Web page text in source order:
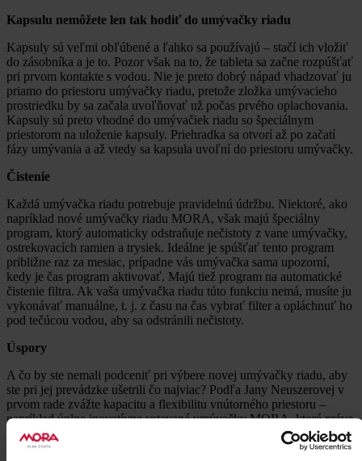
Kapsulu nemôžete len tak hodiť do umývačky riadu
Kapsuly sú veľmi obľúbené a ľahko sa používajú – stačí ich vložiť
do zásobníka a je to. Pozor však na to, že tableta sa začne rozpúšťať
pri prvom kontakte s vodou. Nie je preto dobrý nápad vhadzovať ju
priamo do priestoru umývačky riadu, pretože zložka umývacieho
prostriedku by sa začala uvoľňovať už počas prvého oplachovania.
Kapsuly sú preto vhodné do umývačiek riadu so špeciálnym
priestorom na uloženie kapsuly. Priehradka sa otvorí až po začatí
fázy umývania a až vtedy sa kapsula uvoľní do priestoru umývačky.
Čistenie
Každá umývačka riadu potrebuje pravidelnú údržbu. Niektoré, ako
napríklad nové umývačky riadu MORA, však majú špeciálny
program, ktorý automaticky odstraňuje nečistoty z vane umývačky,
ostrekovacích ramien a trysiek. Ideálne je spúšťať tento program
približne raz za mesiac, prípadne vás umývačka sama upozorní,
kedy je čas program aktivovať. Majú tiež program na automatické
čistenie filtra. Ak vaša umývačka riadu túto funkciu nemá, musíte ju
vykonávať manuálne, t. j. z času na čas vybrať filter a opláchnuť ho
pod tečúcou vodou, aby sa odstránili nečistoty.
Úspory
A čo by ste nemali podceniť pri výbere novej umývačky riadu, aby
ste pri jej prevádzke ušetrili čo najviac? Podľa Jany Neuszerovej v
prvom rade zvážte kapacitu a flexibilitu vnútorného priestoru –
napríklad úplne inovatívne vstavané umývačky MORA, ktoré práve
prichádzajú na trh, dokážu v jednom cykle umyť až 16 súprav riadu.
Pre predstavu – je to približne 170 kusov riadu, príborov, pohárov,